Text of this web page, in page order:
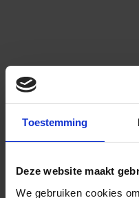
Toestemming
Deze website maakt
We gebruiken cookies